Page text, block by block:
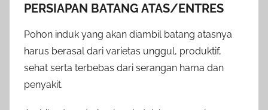
PERSIAPAN BATANG ATAS/ENTRES
Pohon induk yang akan diambil batang atasnya
harus berasal dari varietas unggul, produktif,
sehat serta terbebas dari serangan hama dan
penyakit.